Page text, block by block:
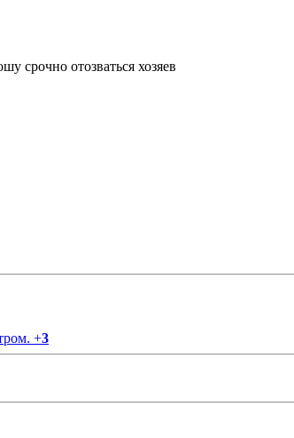
срочно отозваться хозяев
+3